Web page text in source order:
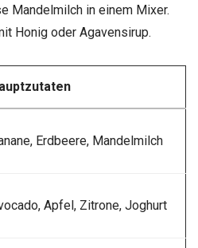
Mandelmilch in einem Mixer.
Honig oder Agavensirup.
Erdbeere, Mandelmilch
Apfel, Zitrone, Joghurt